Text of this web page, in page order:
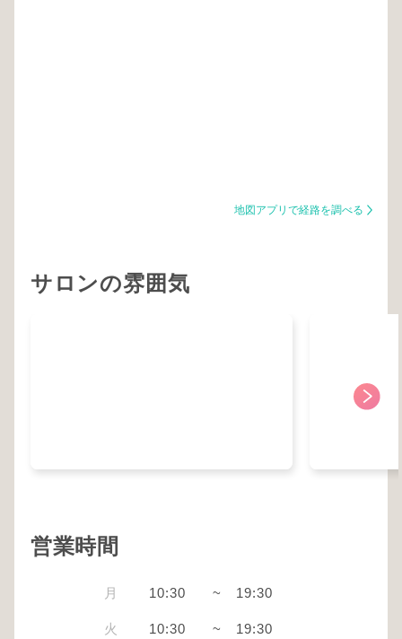
地図アプリで経路を調べる
サロンの雰囲気
営業時間
月 10:30 ~ 19:30
火 10:30 ~ 19:30